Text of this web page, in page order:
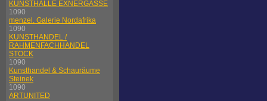
KUNSTHALLE EXNERGASSE
1090
menzel. Galerie Nordafrika
1090
KUNSTHANDEL /
RAHMENFACHHANDEL
STOCK
1090
Kunsthandel & Schauräume
Steinek
1090
ARTUNITED